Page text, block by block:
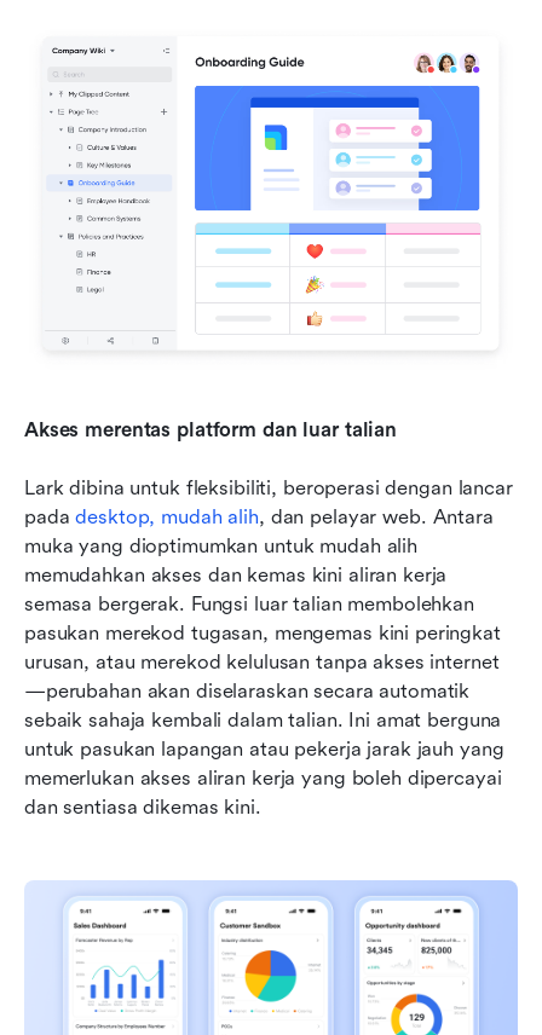
Akses merentas platform dan luar talian
Lark dibina untuk fleksibiliti, beroperasi dengan lancar
pada desktop, mudah alih, dan pelayar web. Antara
muka yang dioptimumkan untuk mudah alih
memudahkan akses dan kemas kini aliran kerja
semasa bergerak. Fungsi luar talian membolehkan
pasukan merekod tugasan, mengemas kini peringkat
urusan, atau merekod kelulusan tanpa akses internet
—perubahan akan diselaraskan secara automatik
sebaik sahaja kembali dalam talian. Ini amat berguna
untuk pasukan lapangan atau pekerja jarak jauh yang
memerlukan akses aliran kerja yang boleh dipercayai
dan sentiasa dikemas kini.